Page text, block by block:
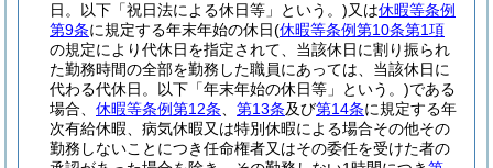
日。以下「祝日法による休日等」という。)又は休暇等条例
第9条に規定する年末年始の休日(休暇等条例第10条第1項
の規定により代休日を指定されて、当該休日に割り振られ
た勤務時間の全部を勤務した職員にあっては、当該休日に
代わる代休日。以下「年末年始の休日等」という。)である
場合、 休暇等条例第12条 第13条及び第14条に規定する年
次有給休暇、病気休暇又は特別休暇による場合その他その
勤務しないことにつき任命権者又はその委任を受けた者の